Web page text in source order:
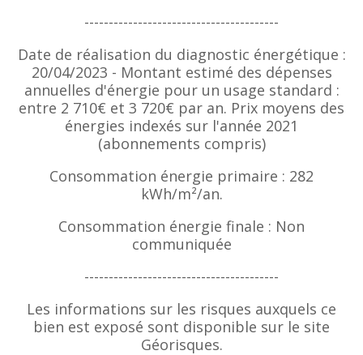
----------------------------------------
Date de réalisation du diagnostic énergétique :
20/04/2023 - Montant estimé des dépenses
annuelles d'énergie pour un usage standard :
entre 2 710€ et 3 720€ par an. Prix moyens des
énergies indexés sur l'année 2021
(abonnements compris)
Consommation énergie primaire : 282
kWh/m²/an.
Consommation énergie finale : Non
communiquée
----------------------------------------
Les informations sur les risques auxquels ce
bien est exposé sont disponible sur le site
Géorisques.